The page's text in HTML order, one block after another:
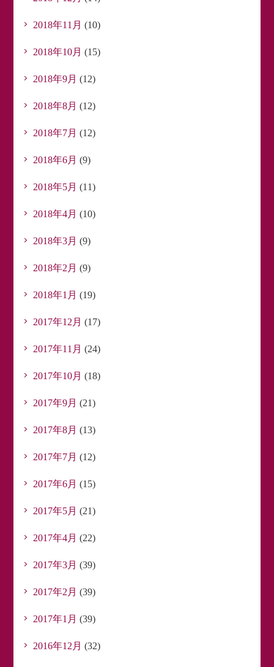
2018年11月 (10)
2018年10月 (15)
2018年9月 (12)
2018年8月 (12)
2018年7月 (12)
2018年6月 (9)
2018年5月 (11)
2018年4月 (10)
2018年3月 (9)
2018年2月 (9)
2018年1月 (19)
2017年12月 (17)
2017年11月 (24)
2017年10月 (18)
2017年9月 (21)
2017年8月 (13)
2017年7月 (12)
2017年6月 (15)
2017年5月 (21)
2017年4月 (22)
2017年3月 (39)
2017年2月 (39)
2017年1月 (39)
2016年12月 (32)